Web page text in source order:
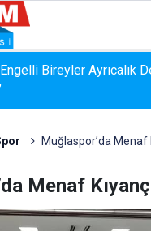
HER ZAMAN
DEĞİLDİR
Muğlaspor’da Menaf
Menaf